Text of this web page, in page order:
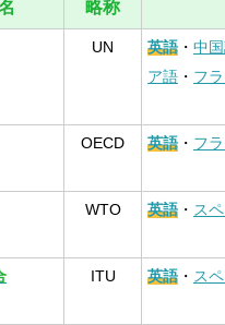
略称
UN 英語 ・ 中
ア語 ・ フ
OECD 英語 ・ フ
WTO 英語 ・ ス
ITU 英語 ・ ス